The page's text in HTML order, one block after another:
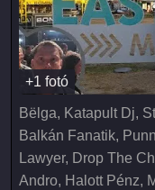
+1 fotó
Bëlga, Katapult Dj,
Balkán Fanatik,
Lawyer, Drop The
Andro, Halott Pénz,